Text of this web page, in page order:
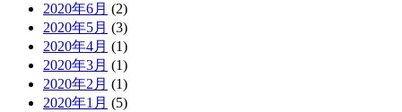
2020年6月 (2)
2020年5月 (3)
2020年4月 (1)
2020年3月 (1)
2020年2月 (1)
2020年1月 (5)